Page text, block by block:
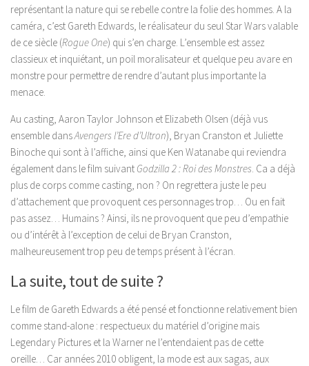
représentant la nature qui se rebelle contre la folie des hommes. A la
caméra, c’est Gareth Edwards, le réalisateur du seul Star Wars valable
de ce siècle (Rogue One) qui s’en charge. L’ensemble est assez
classieux et inquiétant, un poil moralisateur et quelque peu avare en
monstre pour permettre de rendre d’autant plus importante la
menace.
Au casting, Aaron Taylor Johnson et Elizabeth Olsen (déjà vus
ensemble dansAvengers l’Ere d’Ultron), Bryan Cranston et Juliette
Binoche qui sont à l’affiche, ainsi que Ken Watanabe qui reviendra
également dans le film suivant Godzilla 2 : Roi des Monstres. Ca a déjà
plus de corps comme casting, non ? On regrettera juste le peu
d’attachement que provoquent ces personnages trop… Ou en fait
pas assez… Humains ? Ainsi, ils ne provoquent que peu d’empathie
ou d’intérêt à l’exception de celui de Bryan Cranston,
malheureusement trop peu de temps présent à l’écran.
La suite, tout de suite ?
Le film de Gareth Edwards a été pensé et fonctionne relativement bien
comme stand-alone : respectueux du matériel d’origine mais
Legendary Pictures et la Warner ne l’entendaient pas de cette
oreille… Car années 2010 obligent, la mode est aux sagas, aux